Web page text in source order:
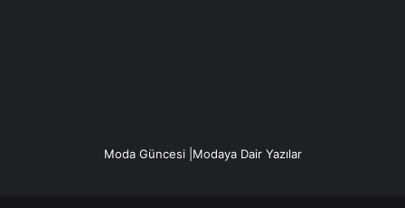
Moda Güncesi |Modaya Dair Yazılar